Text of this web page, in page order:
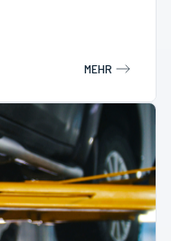
MEHR